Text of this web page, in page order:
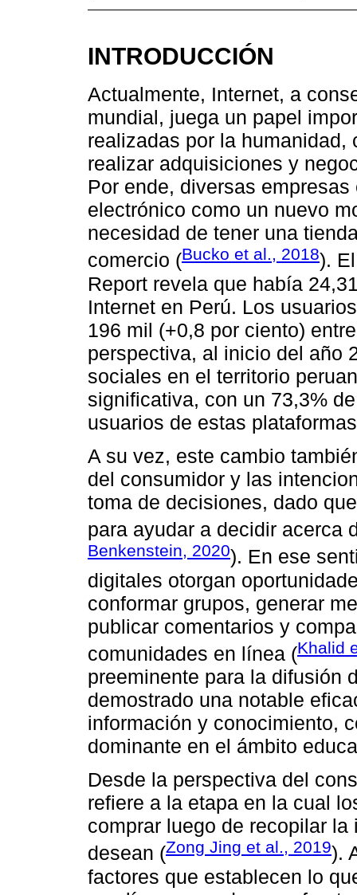
INTRODUCCIÓN
Actualmente, Internet, a
mundial, juega un papel
realizadas por la
realizar adquisiciones y
Por ende, diversas
electrónico como un nuevo
necesidad de tener una
comercio (Bucko et al., 2018).
Report revela que había
Internet en Perú. Los
196 mil (+0,8 por ciento)
perspectiva, al inicio del año
sociales en el territorio
significativa, con un 73,3%
usuarios de estas
A su vez, este cambio
del consumidor y las
toma de decisiones, dado
para ayudar a decidir acerca
Benkenstein, 2020). En ese
digitales otorgan
conformar grupos, generar
publicar comentarios y
comunidades en línea (Khalid
preeminente para la difusión
demostrado una notable
información y conocimiento,
dominante en el ámbito
Desde la perspectiva del
refiere a la etapa en la cual
comprar luego de recopilar
desean (Zong Jing et al., 2019).
factores que establecen lo